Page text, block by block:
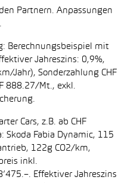
Partnern. Anpassungen
Berechnungsbeispiel mit
Jahreszins: 0,9%,
Jahr), Sonderzahlung CHF
888.27/Mt., exkl.
Cars, z.B. ab CHF
Skoda Fabia Dynamic, 115
122g CO2/km,
inkl.
Effektiver Jahreszins